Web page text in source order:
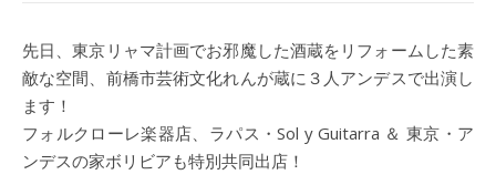
先日、東京リャマ計画でお邪魔した酒蔵をリフォームした素
敵な空間、前橋市芸術文化れんが蔵に３人アンデスで出演し
ます！
フォルクローレ楽器店、ラパス・Sol y Guitarra ＆ 東京・ア
ンデスの家ボリビアも特別共同出店！